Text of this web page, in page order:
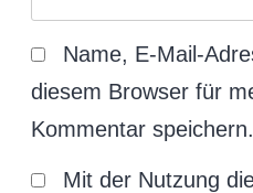
Name, E-Mail-
diesem Browser für
Kommentar speichern.
Mit der Nutzung